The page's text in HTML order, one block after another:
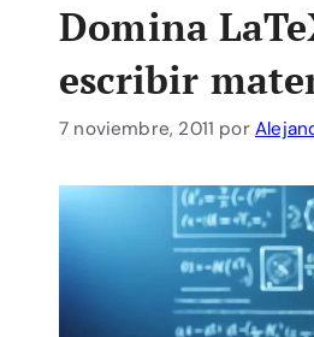
Domina
escribir
7 noviembre, 2011 por